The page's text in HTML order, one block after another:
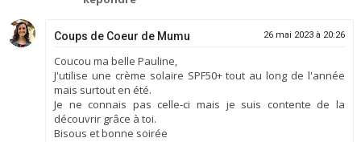
Coups de Coeur de Mumu 26 mai 2023 à 20:26
Coucou ma belle Pauline,
J'utilise une crème solaire SPF50+ tout au long de l'année
mais surtout en été.
Je ne connais pas celle-ci mais je suis contente de la
découvrir grâce à toi.
Bisous et bonne soirée